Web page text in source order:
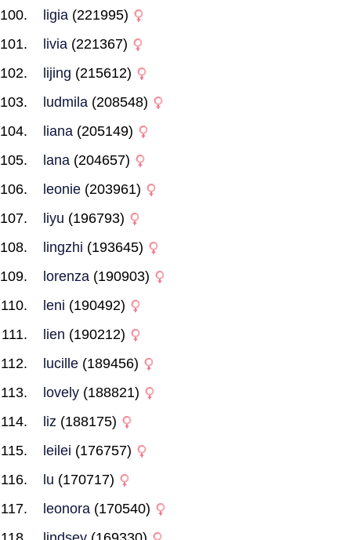
ligia (221995)
livia (221367)
lijing (215612)
ludmila (208548)
liana (205149)
lana (204657)
leonie (203961)
liyu (196793)
lingzhi (193645)
lorenza (190903)
leni (190492)
lien (190212)
lucille (189456)
lovely (188821)
liz (188175)
leilei (176757)
lu (170717)
leonora (170540)